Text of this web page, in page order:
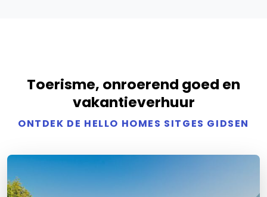
Toerisme, onroerend goed en
vakantieverhuur
ONTDEK DE HELLO HOMES SITGES GIDSEN